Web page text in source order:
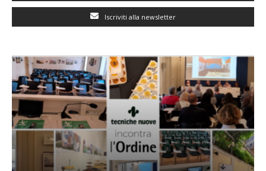
Iscriviti alla newsletter